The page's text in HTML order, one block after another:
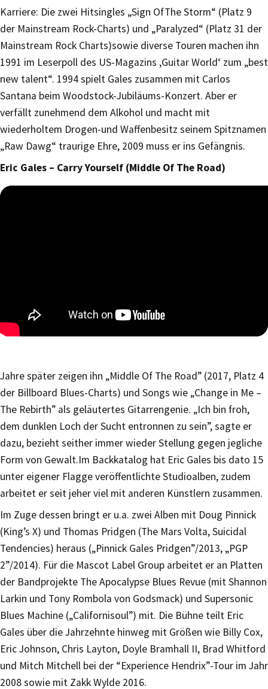
Karriere: Die zwei Hitsingles „Sign OfThe Storm“ (Platz 9
der Mainstream Rock-Charts) und „Paralyzed“ (Platz 31 der
Mainstream Rock Charts)sowie diverse Touren machen ihn
1991 im Leserpoll des US-Magazins ‚Guitar World‘ zum „best
new talent“. 1994 spielt Gales zusammen mit Carlos
Santana beim Woodstock-Jubiläums-Konzert. Aber er
verfällt zunehmend dem Alkohol und macht mit
wiederholtem Drogen-und Waffenbesitz seinem Spitznamen
„Raw Dawg“ traurige Ehre, 2009 muss er ins Gefängnis.
Eric Gales – Carry Yourself (Middle Of The Road)
Jahre später zeigen ihn „Middle Of The Road” (2017, Platz 4
der Billboard Blues-Charts) und Songs wie „Change in Me –
The Rebirth” als geläutertes Gitarrengenie. „Ich bin froh,
dem dunklen Loch der Sucht entronnen zu sein”, sagte er
dazu, bezieht seither immer wieder Stellung gegen jegliche
Form von Gewalt.Im Backkatalog hat Eric Gales bis dato 15
unter eigener Flagge veröffentlichte Studioalben, zudem
arbeitet er seit jeher viel mit anderen Künstlern zusammen.
Im Zuge dessen bringt er u.a. zwei Alben mit Doug Pinnick
(King’s X) und Thomas Pridgen (The Mars Volta, Suicidal
Tendencies) heraus („Pinnick Gales Pridgen”/2013, „PGP
2”/2014). Für die Mascot Label Group arbeitet er an Platten
der Bandprojekte The Apocalypse Blues Revue (mit Shannon
Larkin und Tony Rombola von Godsmack) und Supersonic
Blues Machine („Californisoul”) mit. Die Bühne teilt Eric
Gales über die Jahrzehnte hinweg mit Größen wie Billy Cox,
Eric Johnson, Chris Layton, Doyle Bramhall II, Brad Whitford
und Mitch Mitchell bei der “Experience Hendrix”-Tour im Jahr
2008 sowie mit Zakk Wylde 2016.